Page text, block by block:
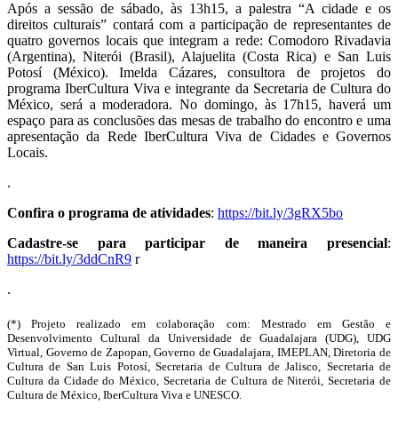
Após a sessão de sábado, às 13h15, a palestra “A cidade e os
direitos culturais” contará com a participação de representantes de
quatro governos locais que integram a rede: Comodoro Rivadavia
(Argentina), Niterói (Brasil), Alajuelita (Costa Rica) e San Luis
Potosí (México). Imelda Cázares, consultora de projetos do
programa IberCultura Viva e integrante da Secretaria de Cultura do
México, será a moderadora. No domingo, às 17h15, haverá um
espaço para as conclusões das mesas de trabalho do encontro e uma
apresentação da Rede IberCultura Viva de Cidades e Governos
Locais.
.
Confira o programa de atividades: https://bit.ly/3gRX5bo
Cadastre-se para participar de maneira presencial:
https://bit.ly/3ddCnR9 r
.
(*) Projeto realizado em colaboração com: Mestrado em Gestão e
Desenvolvimento Cultural da Universidade de Guadalajara (UDG), UDG
Virtual, Governo de Zapopan, Governo de Guadalajara, IMEPLAN, Diretoria de
Cultura de San Luis Potosí, Secretaria de Cultura de Jalisco, Secretaria de
Cultura da Cidade do México, Secretaria de Cultura de Niterói, Secretaria de
Cultura de México, IberCultura Viva e UNESCO.